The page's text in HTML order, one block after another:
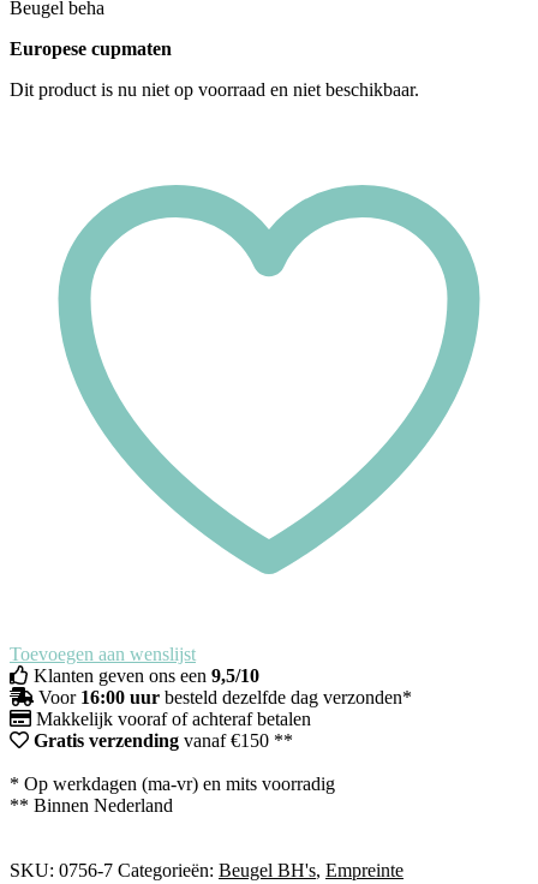
Beugel beha
Europese cupmaten
Dit product is nu niet op voorraad en niet beschikbaar.
Toevoegen aan wenslijst
Klanten geven ons een 9,5/10
Voor 16:00 uur besteld dezelfde dag verzonden*
Makkelijk vooraf of achteraf betalen
Gratis verzending vanaf €150 **
* Op werkdagen (ma-vr) en mits voorradig
** Binnen Nederland
SKU: 0756-7 Categorieën: Beugel BH's, Empreinte